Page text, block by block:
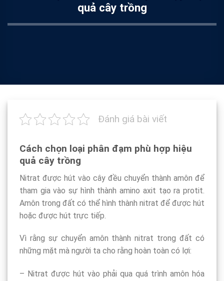
quả cây trồng
Đánh giá bài viết
Cách chọn loại phân đạm phù hợp hiệu
quả cây trồng
Nitrat được hút vào cây đều chuyển thành amôn để
tham gia vào sự hình thành amino axit tạo ra protit.
Amôn trong đất có thể hình thành nitrat để được hút
hoặc được hút trực tiếp.
Vì rằng sự chuyển amôn thành nitrat trong đất có
những mặt mà người ta cho rằng hoàn toàn có lợi:
– Nitrat được hút vào phải qua quá trình amôn hóa